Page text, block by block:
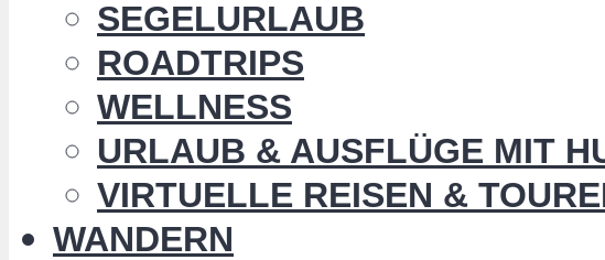
SEGELURLAUB
ROADTRIPS
WELLNESS
URLAUB & AUSFLÜGE MIT
VIRTUELLE REISEN &
WANDERN